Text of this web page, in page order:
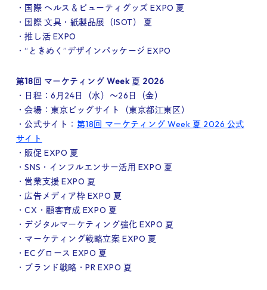
・国際 ヘルス＆ビューティグッズ EXPO 夏
・国際 文具・紙製品展（ISOT） 夏
・推し活 EXPO
・“ときめく”デザインパッケージ EXPO
第18回 マーケティング Week 夏 2026
・日程：6月24日（水）～26日（金）
・会場：東京ビッグサイト（東京都江東区）
・公式サイト： 第18回 マーケティング Week 夏 2026 公式
サイト
・販促 EXPO 夏
・SNS・インフルエンサー活用 EXPO 夏
・営業支援 EXPO 夏
・広告メディア枠 EXPO 夏
・CX・顧客育成 EXPO 夏
・デジタルマーケティング強化 EXPO 夏
・マーケティング戦略立案 EXPO 夏
・ECグロース EXPO 夏
・ブランド戦略・PR EXPO 夏